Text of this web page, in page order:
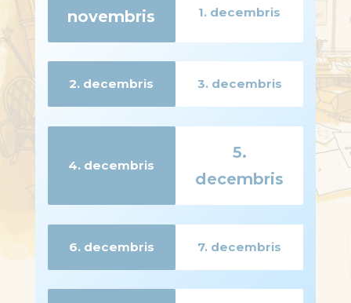
novembris
1. decembris
Opens in a modal
2. decembris 3. decembris
4. decembris
5.
decembris
6. decembris 7. decembris